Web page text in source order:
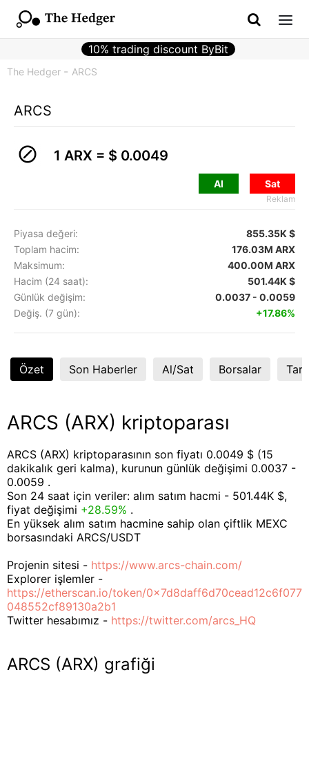
10% trading discount ByBit
The Hedger ARCS
ARCS
1 ARX = $ 0.0049
Al Sat
Reklam
Piyasa değeri:
855.35K $
Toplam hacim:
176.03M ARX
Maksimum:
400.00M ARX
Hacim (24 saat):
501.44K $
Günlük değişim:
0.0037 - 0.0059
Değiş. (7 gün):
+17.86%
Özet Son Haberler Al/Sat Borsalar
ARCS (ARX) kriptoparası
ARCS (ARX) kriptoparasının son fiyatı 0.0049 $ (15
dakikalık geri kalma), kurunun günlük değişimi 0.0037 -
0.0059 .
Son 24 saat için veriler: alım satım hacmi - 501.44K $,
fiyat değişimi +28.59% .
En yüksek alım satım hacmine sahip olan çiftlik MEXC
borsasındaki ARCS/USDT
Projenin sitesi - https://www.arcs-chain.com/
Explorer işlemler -
https://etherscan.io/token/0x7d8daff6d70cead12c6f077
048552cf89130a2b1
Twitter hesabımız - https://twitter.com/arcs_HQ
ARCS (ARX) grafiği